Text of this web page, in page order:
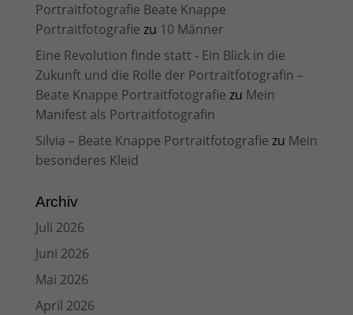
Portraitfotografie Beate Knappe
Portraitfotografie zu 10 Männer
Eine Revolution finde statt - Ein Blick in die
Zukunft und die Rolle der Portraitfotografin –
Beate Knappe Portraitfotografie zu Mein
Manifest als Portraitfotografin
Silvia – Beate Knappe Portraitfotografie zu Mein
besonderes Kleid
Archiv
Juli 2026
Juni 2026
Mai 2026
April 2026